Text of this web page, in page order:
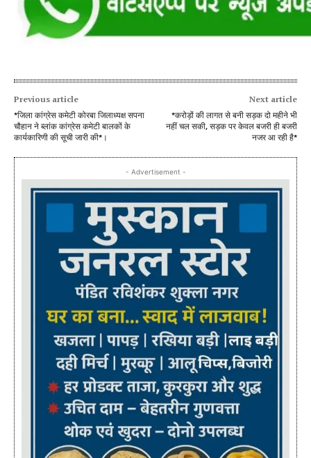
Previous article
*जिला कांग्रेस कमेटी कोरबा जिलाध्यक्ष सपना
चौहान ने ब्लांक कांग्रेस कमेटी बालकों के
कार्यकारिणी की सूची जारी की*।
Next article
*करोड़ों की लागत से बनी सड़क दो महीने भी
नहीं चल सकी, सड़क पर केवल बजरी ही बजरी
नजर आ रही है*
- Advertisement -